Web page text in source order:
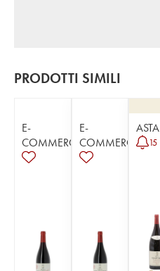
PRODOTTI SIMILI
E-
COMMERCE
E-
COMMERCE
ASTA
15